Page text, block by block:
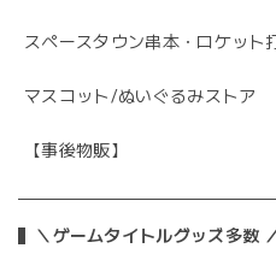
スペースタウン串本・ロケット
マスコット/ぬいぐるみストア
【事後物販】
＼ゲームタイトルグッズ多数